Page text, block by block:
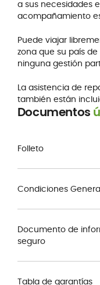
a sus necesidades
acompañamiento
Puede viajar
zona que su país
ninguna gestión
La asistencia de
también están
Documentos
Folleto
Condiciones
Documento de
seguro
Tabla de garantías